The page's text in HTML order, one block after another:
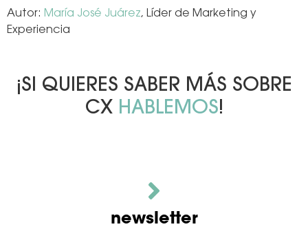
Autor: María José Juárez, Líder de Marketing y
Experiencia
¡SI QUIERES SABER MÁS SOBRE
CX HABLEMOS!
newsletter